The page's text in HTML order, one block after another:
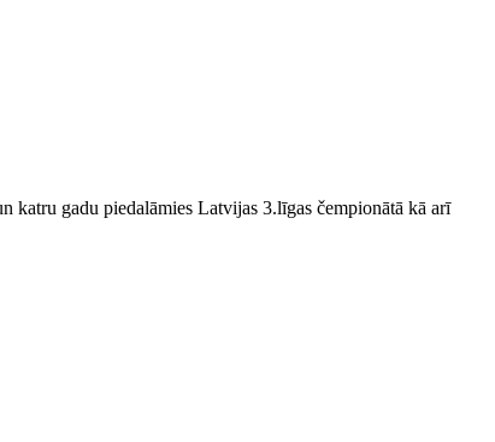
katru gadu piedalāmies Latvijas 3.līgas čempionātā kā arī